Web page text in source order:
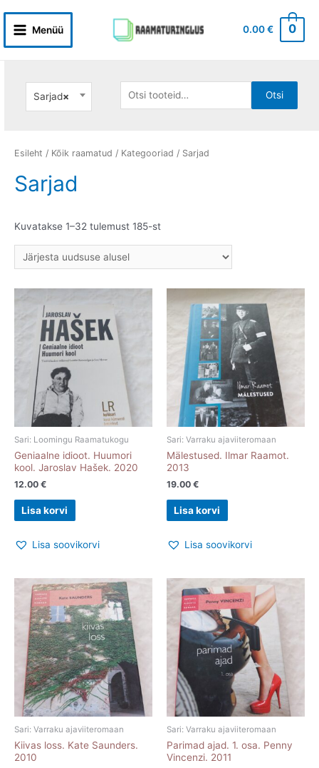
content
Main
Menüü 0.00€ 0
×
Sarjad
Otsi: Otsi
Esileht / Kõik raamatud / Kategooriad / Sarjad
Sarjad
Kuvatakse 1–32 tulemust 185-stSorditud
uusimate
Sari: Loomingu Raamatukogu
Geniaalne idioot. Huumori
kool. Jaroslav Hašek. 2020
12.00 €
Lisa korvi
Lisa soovikorvi
Sari: Varraku ajaviiteromaan
Mälestused. Ilmar Raamot.
2013
19.00 €
Lisa korvi
Lisa soovikorvi
Sari: Varraku ajaviiteromaan
Kiivas loss. Kate Saunders.
2010
Sari: Varraku ajaviiteromaan
Parimad ajad. 1. osa. Penny
Vincenzi. 2011